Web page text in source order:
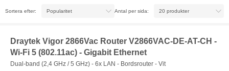
Sortera efter: Antal per sida:
Draytek Vigor 2866Vac Router V2866VAC-DE-AT-CH -
Wi-Fi 5 (802.11ac) - Gigabit Ethernet
Dual-band (2,4 GHz / 5 GHz) - 6x LAN - Bordsrouter - Vit